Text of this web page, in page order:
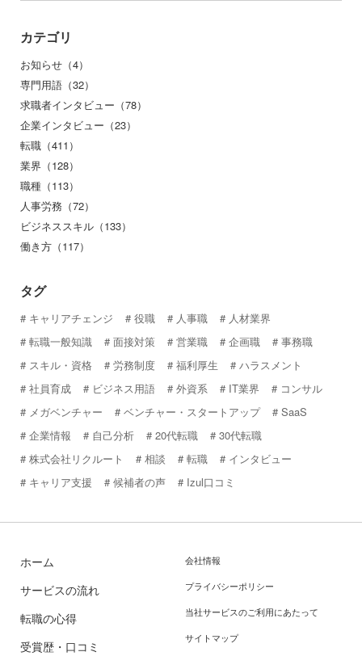
カテゴリ
お知らせ（4）
専門用語（32）
求職者インタビュー（78）
企業インタビュー（23）
転職（411）
業界（128）
職種（113）
人事労務（72）
ビジネススキル（133）
働き方（117）
タグ
キャリアチェンジ 役職 人事職
人材業界
転職一般知識
面接対策 営業職 企画職
事務職
スキル・資格
労務制度 福利厚生
ハラスメント
社員育成
ビジネス用語 外資系 IT業界
コンサル
メガベンチャー
ベンチャー・スタートアップ
SaaS
企業情報
自己分析 20代転職
30代転職
株式会社リクルート
相談 転職
インタビュー
キャリア支援
候補者の声 Izul口コミ
ホーム
サービスの流れ
転職の心得
受賞歴・口コミ
会社情報
プライバシーポリシー
当社サービスのご利用にあたって
サイトマップ